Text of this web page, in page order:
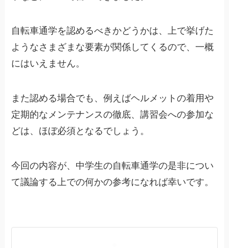
自転車通学を認めるべきかどうかは、上で挙げた
ようなさまざまな要素が関係してくるので、一概
にはいえません。
また認める場合でも、例えばヘルメットの着用や
定期的なメンテナンスの徹底、講習会への参加な
どは、ほぼ必須となるでしょう。
今回の内容が、中学生の自転車通学の是非につい
て議論する上での何かの参考になれば幸いです。